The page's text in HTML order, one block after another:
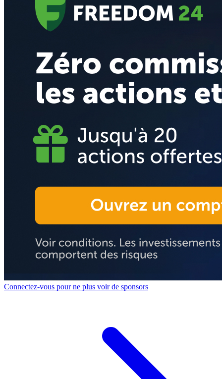
Connectez-vous pour ne plus voir de sponsors